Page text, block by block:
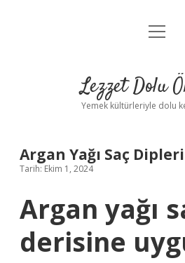
Anasayfa
Yasal
menüyü
Lezzet Dolu
Yemek kültürleriyle dolu
Argan Yağı Saç
Tarih: Ekim 1, 2024
Argan yağı
derisine